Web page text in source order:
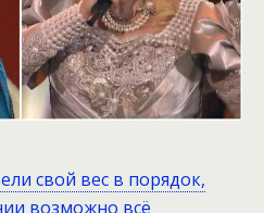
свой вес в порядок,
возможно всё